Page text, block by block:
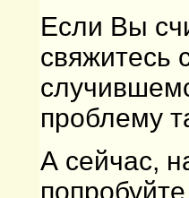
Если Вы
свяжитесь
проблему
А сейчас,